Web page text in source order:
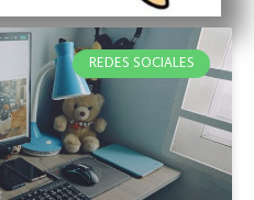
REDES SOCIALES